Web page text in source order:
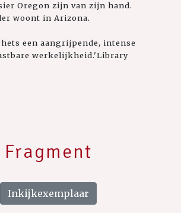
Oregon zijn van zijn hand.
woont in Arizona.
een aangrijpende, intense
werkelijkheid.'Library
Fragment
Inkijkexemplaar